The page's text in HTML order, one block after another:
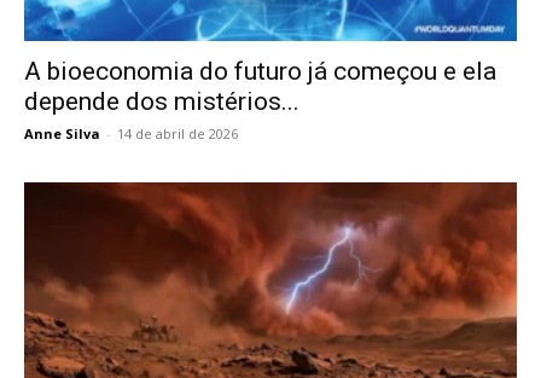
A bioeconomia do futuro já começou e ela
depende dos mistérios...
Anne Silva - 14 de abril de 2026